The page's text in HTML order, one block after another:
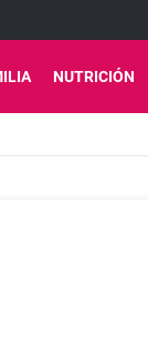
NUTRICIÓN